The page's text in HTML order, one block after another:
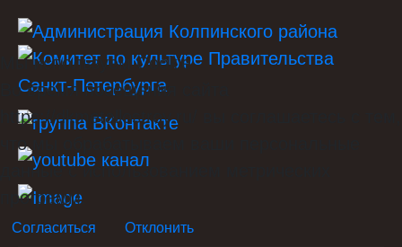
Мы используем Cookie
Во время посещения сайта
https://dkmetallostroy.ru/ вы соглашаетесь с тем,
что мы обрабатываем ваши персональные
данные с использованием метрических
программ.
Согласиться Отклонить